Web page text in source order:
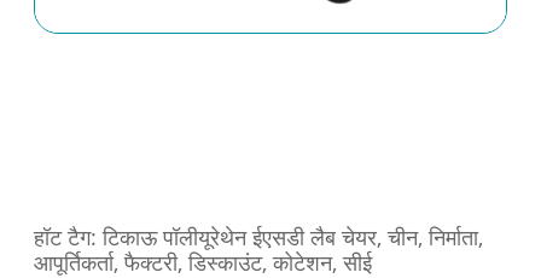
हॉट टैग: टिकाऊ पॉलीयूरेथेन ईएसडी लैब चेयर, चीन, निर्माता,
आपूर्तिकर्ता, फैक्टरी, डिस्काउंट, कोटेशन, सीई